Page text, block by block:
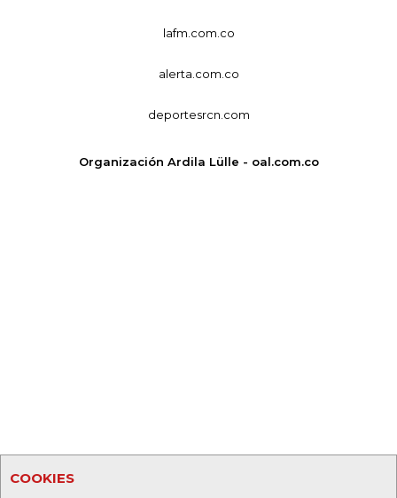
COOKIES
lafm.com.co
alerta.com.co
deportesrcn.com
Organización Ardila Lülle - oal.com.co